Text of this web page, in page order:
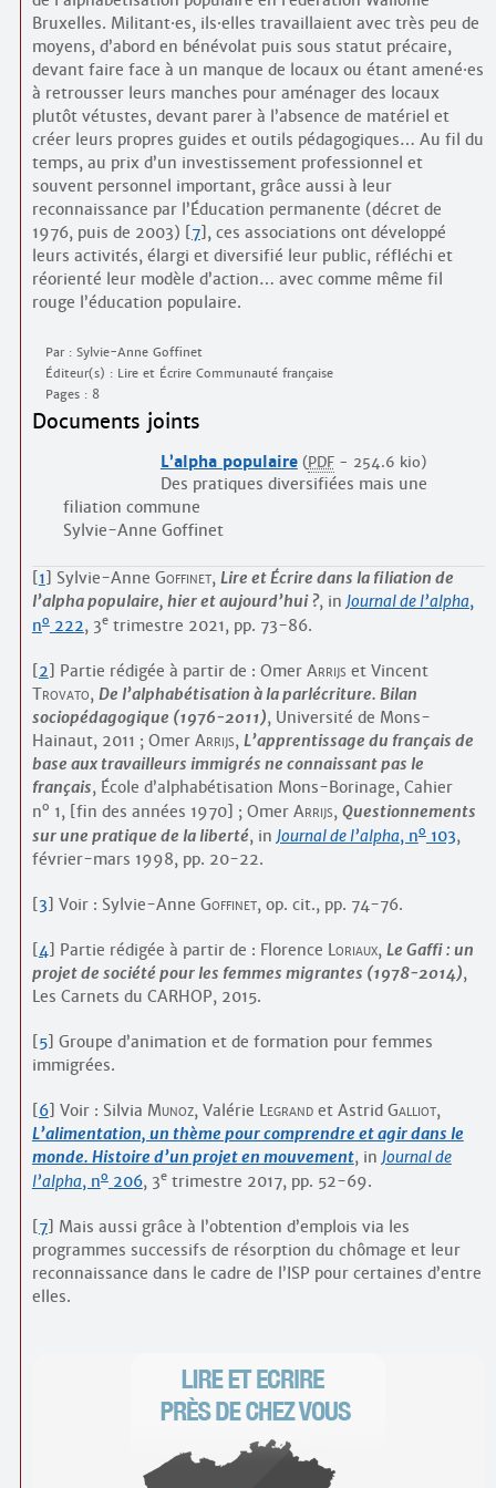
Bruxelles. Militant·es, ils·elles travaillaient avec très peu de
moyens, d’abord en bénévolat puis sous statut précaire,
devant faire face à un manque de locaux ou étant amené·es
à retrousser leurs manches pour aménager des locaux
plutôt vétustes, devant parer à l’absence de matériel et
créer leurs propres guides et outils pédagogiques… Au fil du
temps, au prix d’un investissement professionnel et
souvent personnel important, grâce aussi à leur
reconnaissance par l’Éducation permanente (décret de
1976, puis de 2003)
7] , ces associations ont développé
leurs activités, élargi et diversifié leur public, réfléchi et
réorienté leur modèle d’action… avec comme même fil
rouge l’éducation populaire.
Par : Sylvie-Anne Goffinet
Éditeur(s) : Lire et Écrire Communauté française
Pages : 8
Documents joints
L’alpha populaire ( PDF- 254.6 kio)
Des pratiques diversifiées mais une
filiation commune
Sylvie-Anne Goffinet
1 Sylvie-Anne Goffinet, Lire et Écrire dans la filiation de
l’alpha populaire, hier et aujourd’hui ?, in Journal de l’alpha,
no222, 3etrimestre 2021, pp. 73-86.
[2] Partie rédigée à partir de : Omer Arrijs et Vincent
Trovato, De l’alphabétisation à la parlécriture. Bilan
sociopédagogique (1976-2011), Université de Mons-
Hainaut, 2011 ; Omer Arrijs, L’apprentissage du français de
base aux travailleurs immigrés ne connaissant pas le
français, École d’alphabétisation Mons-Borinage, Cahier
no 1, [fin des années 1970] ; Omer Arrijs, Questionnements
sur une pratique de la liberté, in Journal de l’alpha, no103,
février-mars 1998, pp. 20-22.
[3] Voir : Sylvie-Anne Goffinet, op. cit., pp. 74-76.
[4] Partie rédigée à partir de : Florence Loriaux, Le Gaffi : un
projet de société pour les femmes migrantes (1978-2014),
Les Carnets du CARHOP, 2015.
[5] Groupe d’animation et de formation pour femmes
immigrées.
[6] Voir : Silvia Munoz, Valérie Legrandet Astrid Galliot,
L’alimentation, un thème pour comprendre et agir dans le
monde. Histoire d’un projet en mouvement, in Journal de
l’alpha, no206, 3etrimestre 2017, pp. 52-69.
[7] Mais aussi grâce à l’obtention d’emplois via les
programmes successifs de résorption du chômage et leur
reconnaissance dans le cadre de l’ISP pour certaines d’entre
elles.